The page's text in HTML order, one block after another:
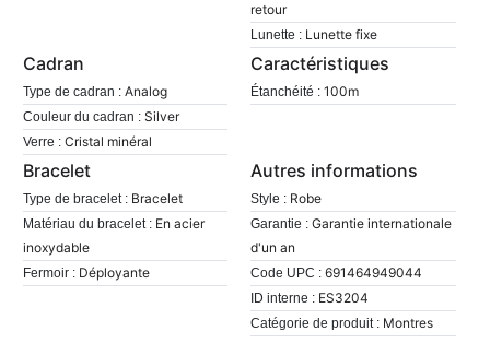
retour
Lunette : Lunette fixe
Cadran
Type de cadran : Analog
Couleur du cadran : Silver
Verre : Cristal minéral
Caractéristiques
Étanchéité : 100m
Bracelet
Type de bracelet : Bracelet
Matériau du bracelet : En acier
inoxydable
Fermoir : Déployante
Autres informations
Style : Robe
Garantie : Garantie internationale
d'un an
Code UPC : 691464949044
ID interne : ES3204
Catégorie de produit : Montres